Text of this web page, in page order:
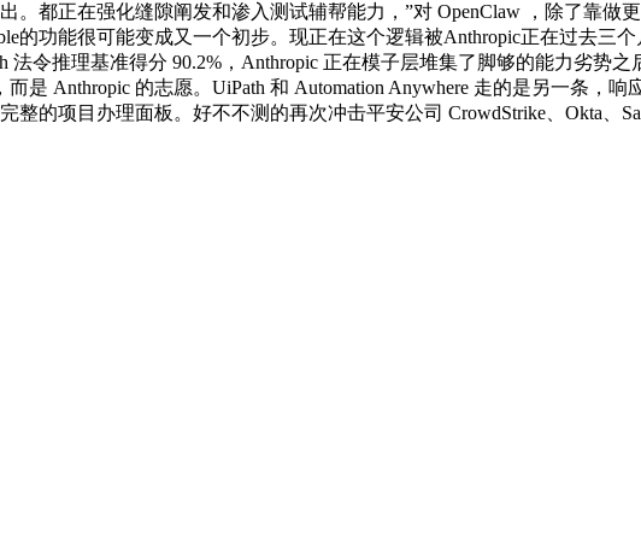
。都正在强化缝隙阐发和渗入测试辅帮能力，”对 OpenClaw ，除了靠做
的功能很可能变成又一个初步。现正在这个逻辑被Anthropic正在过去三
法令推理基准得分 90.2%，Anthropic 正在模子层堆集了脚够的能力劣势
是 Anthropic 的志愿。UiPath 和 Automation Anywhere 走的是另一条，
的项目办理面板。好不不测的再次冲击平安公司 CrowdStrike、Okta、